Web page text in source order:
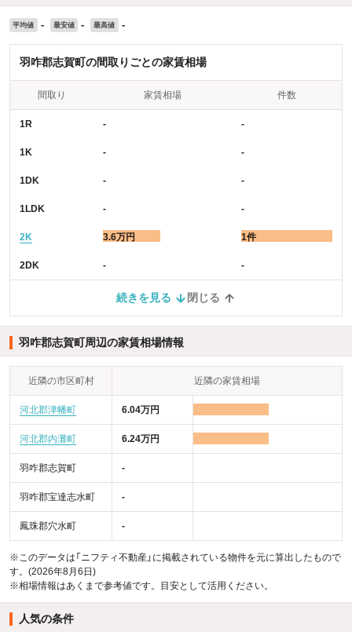
平均値 - 最安値 - 最高値 -
羽咋郡志賀町の間取りごとの家賃相場
間取り 家賃相場 件数
1R - -
1K - -
1DK - -
1LDK - -
2K 3.6万円 1件
2DK - -
続きを見る 閉じる
羽咋郡志賀町周辺の家賃相場情報
近隣の市区町村 近隣の家賃相場
河北郡津幡町 6.04万円
河北郡内灘町 6.24万円
羽咋郡志賀町 -
羽咋郡宝達志水町 -
鳳珠郡穴水町 -
※このデータは「ニフティ不動産」に掲載されている物件を元に算出したもので
す。(2026年8月6日)
※相場情報はあくまで参考値です。目安として活用ください。
人気の条件